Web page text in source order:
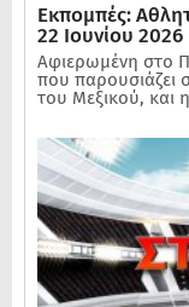
Εκπομπές:
22 Ιουνίου 2026
Αφιερωμένη στο
που παρουσιάζει
του Μεξικού, και